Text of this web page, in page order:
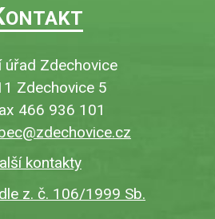
ONTAKT
úřad Zdechovice
Zdechovice 5
466 936 101
kontakty
z. č. 106/1999 Sb.